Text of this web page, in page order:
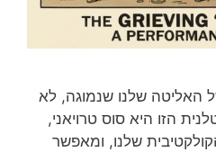
האליטה שלנו שנמוגה, לא
הזו היא סוס טרויאני,
שלנו, ומאפשר